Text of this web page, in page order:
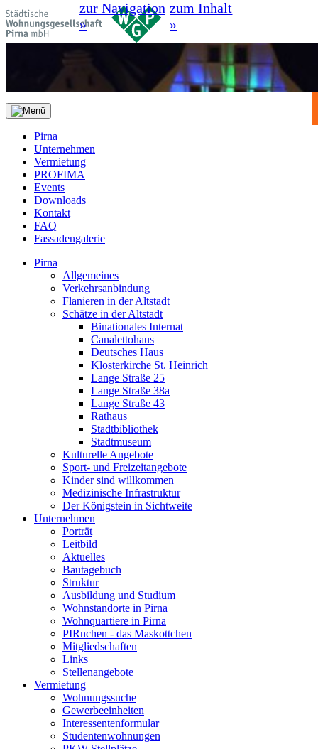
zur Navigation
»
zum Inhalt
»
Pirna
Unternehmen
Vermietung
PROFIMA
Events
Downloads
Kontakt
FAQ
Fassadengalerie
Pirna
Allgemeines
Verkehrsanbindung
Flanieren in der Altstadt
Schätze in der Altstadt
Binationales Internat
Canalettohaus
Deutsches Haus
Klosterkirche St. Heinrich
Lange Straße 25
Lange Straße 38a
Lange Straße 43
Rathaus
Stadtbibliothek
Stadtmuseum
Kulturelle Angebote
Sport- und Freizeitangebote
Kinder sind willkommen
Medizinische Infrastruktur
Der Königstein in Sichtweite
Unternehmen
Porträt
Leitbild
Aktuelles
Bautagebuch
Struktur
Ausbildung und Studium
Wohnstandorte in Pirna
Wohnquartiere in Pirna
PIRnchen - das Maskottchen
Mitgliedschaften
Links
Stellenangebote
Vermietung
Wohnungssuche
Gewerbeeinheiten
Interessentenformular
Studentenwohnungen